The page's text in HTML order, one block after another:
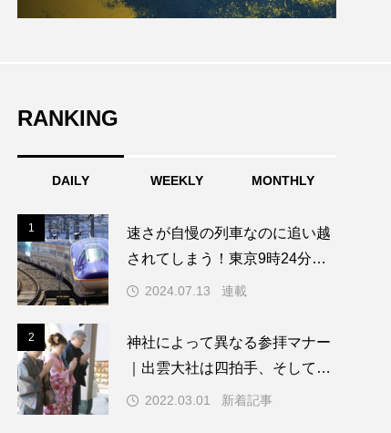
RANKING
DAILY WEEKLY MONTHLY
1
速さが自慢の列車なのに追い越
されてしまう！東京9時24分発
仙台行 やまびこ131号〜残念時
～「渡辺雅史の残念な鉄道時刻
表」第8回
2024.07.13 連載
2
神社によって異なる参拝マナー
｜出雲大社は四拍手、そして伊
勢神宮は…
2022.03.01 新着記事